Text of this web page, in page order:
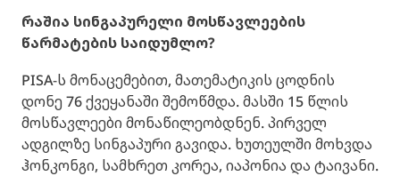
რაშია სინგაპურელი მოსწავლეების
წარმატების საიდუმლო?
PISA-ს მონაცემებით, მათემატიკის ცოდნის
დონე 76 ქვეყანაში შემოწმდა. მასში 15 წლის
მოსწავლეები მონაწილეობდნენ. პირველ
ადგილზე სინგაპური გავიდა. ხუთეულში მოხვდა
ჰონკონგი, სამხრეთ კორეა, იაპონია და ტაივანი.